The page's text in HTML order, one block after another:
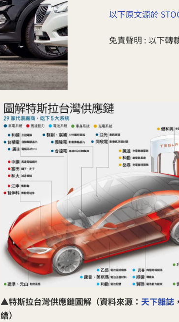
以下原文源於
免責聲明 : 以下轉
▲特斯拉台灣供應鏈圖解（資料來源： 天下雜誌
繪）